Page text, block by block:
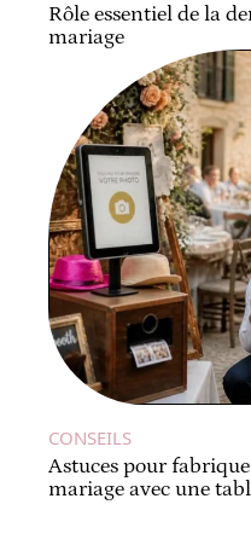
Rôle essentiel de la
mariage
CONSEILS
Astuces pour
mariage avec une